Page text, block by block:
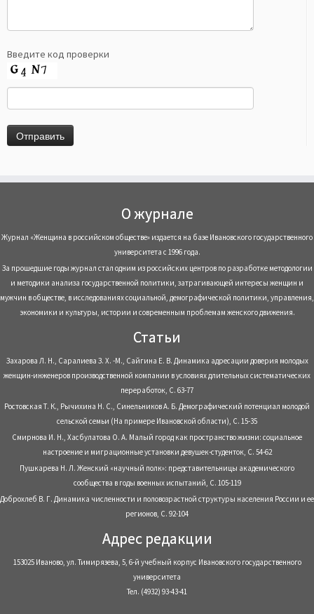
Введите код проверки
О журнале
Журнал «Женщина в российском обществе» издается на базе Ивановского государственного
университета с 1996 года.
За прошедшие годы журнал стал одним из российских центров по разработке методологии
и методики анализа государственной политики, затрагивающей интересы женщин и
мужчин в обществе, в исследованиях социальной, демографической политики, управления,
экономики и культуры, истории и современным проблемам женского движения.
Статьи
Захарова Л. Н., Саралиева З. Х. -М., Сайгина Е. В. Динамика адресации доверия молодых
женщин-инженеров производственной компании в условиях длительных систематических
переработок, С. 63-77
Ростовская Т. К., Рычихина Н. С., Синельников А. Б. Демографический потенциал молодой
сельской семьи (На примере Ивановской области), С. 15-35
Смирнова И. Н., Хасбулатова О. А. Малый город как пространство жизни: социальное
настроение и миграционные установки девушек-студенток, С. 54-62
Пушкарева Н. Л. Женский «научный полк»: представительницы академического
сообщества в годы военных испытаний, С. 105-119
Доброхлеб В. Г. Динамика численности и половозрастной структуры населения России и ее
регионов, С. 92-104
Адрес редакции
153025 Иваново, ул. Тимирязева, 5, 6-й учебный корпус Ивановского государственного
университета
Тел. (4932) 93-43-41